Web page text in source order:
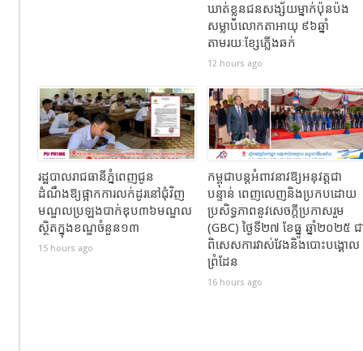
ឃាត់ខ្លួនជនសង្ស័យម្នាក់ប៉ុនប៉ង
សម្លាប់លោកតាអាយុ ៩៦ឆ្នាំ
តាមរយៈខ្សែភ្លើងឆក់
12 hours ago
រដ្ឋបាលរាជធានីភ្នំពេញជូន
ដំណឹងឱ្យផ្អាកការលក់ដូរនៅជុំវិញ
មណ្ឌលប្រឡងបាក់ឌុប៣៦មណ្ឌល
ស្ថិតក្នុងខណ្ឌចំនួន១៣
15 hours ago
កម្ពុជាបន្តអំពាវនាវឱ្យអនុវត្តជា
បន្ទាន់ ពេញលេញនិងប្រកបដោយ
ប្រសិទ្ធភាពនូវសេចក្តីប្រកាសរួម
(GBC) ថ្ងៃទី២៧ ខែធ្នូ ឆ្នាំ២០២៥ ជ
ពិសេសការវាស់វែងនិងបោះបង្គោល
ព្រំដែន
16 hours ago